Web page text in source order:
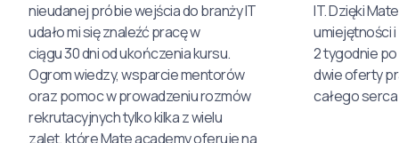
nieudanej próbie wejścia do branży IT
udało mi się znaleźć pracę w
ciągu 30 dni od ukończenia kursu.
Ogrom wiedzy, wsparcie mentorów
oraz pomoc w prowadzeniu rozmów
rekrutacyjnych tylko kilka z wielu
zalet, które Mate academy oferuje na
IT. Dzięki
umiejętności
2 tygodnie
dwie oferty
całego serca